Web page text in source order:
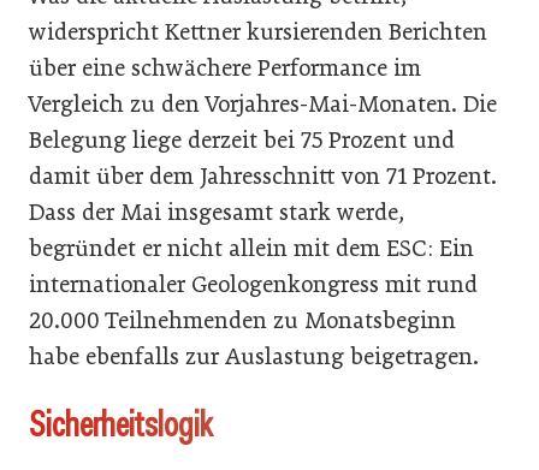
widerspricht Kettner kursierenden Berichten
über eine schwächere Performance im
Vergleich zu den Vorjahres-Mai-Monaten. Die
Belegung liege derzeit bei 75 Prozent und
damit über dem Jahresschnitt von 71 Prozent.
Dass der Mai insgesamt stark werde,
begründet er nicht allein mit dem ESC: Ein
internationaler Geologenkongress mit rund
20.000 Teilnehmenden zu Monatsbeginn
habe ebenfalls zur Auslastung beigetragen.
Sicherheitslogik